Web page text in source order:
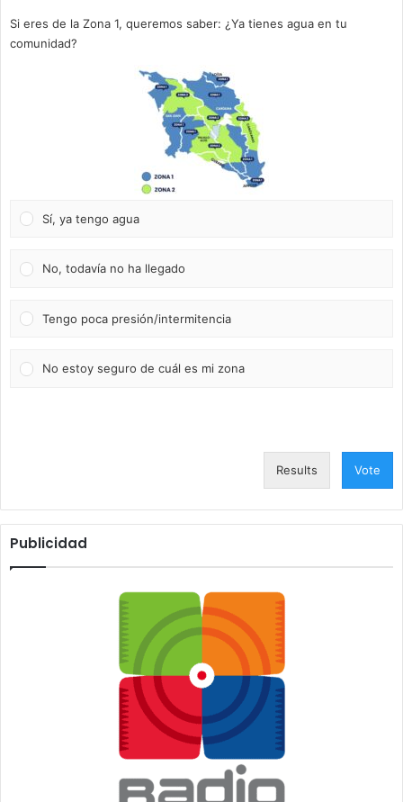
Si eres de la Zona 1, queremos saber: ¿Ya tienes agua en tu
comunidad?
Sí, ya tengo agua
No, todavía no ha llegado
Tengo poca presión/intermitencia
No estoy seguro de cuál es mi zona
Results Vote
Publicidad